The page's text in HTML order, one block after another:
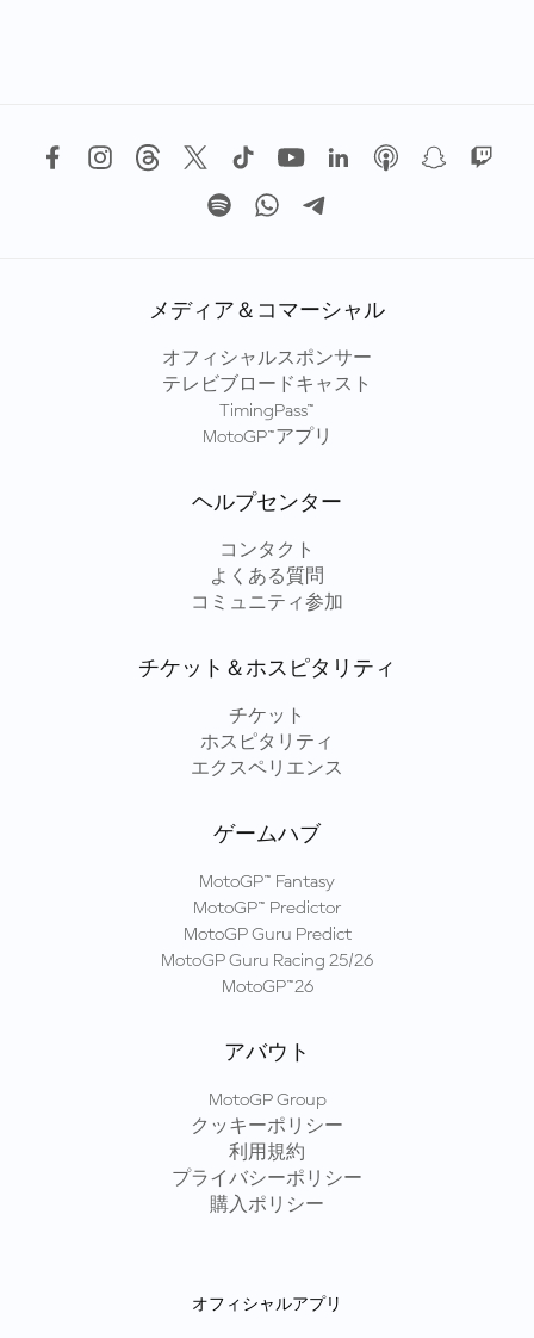
メディア＆コマーシャル
オフィシャルスポンサー
テレビブロードキャスト
TimingPass™
MotoGP™アプリ
ヘルプセンター
コンタクト
よくある質問
コミュニティ参加
チケット＆ホスピタリティ
チケット
ホスピタリティ
エクスペリエンス
ゲームハブ
MotoGP™ Fantasy
MotoGP™ Predictor
MotoGP Guru Predict
MotoGP Guru Racing 25/26
MotoGP™26
アバウト
MotoGP Group
クッキーポリシー
利用規約
プライバシーポリシー
購入ポリシー
オフィシャルアプリ